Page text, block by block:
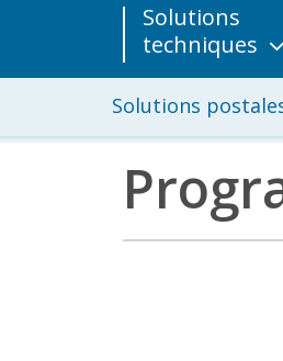
Solutions
techniques
Solutions